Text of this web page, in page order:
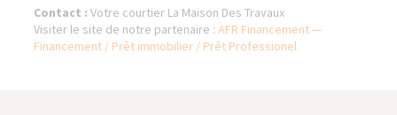
Contact :Votre courtier La Maison Des Travaux
Visiter le site de notre partenaire :AFR Financement —
Financement / Prêt immobilier / Prêt Professionel